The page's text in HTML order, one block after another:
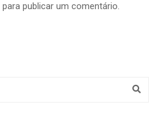
para publicar um comentário.